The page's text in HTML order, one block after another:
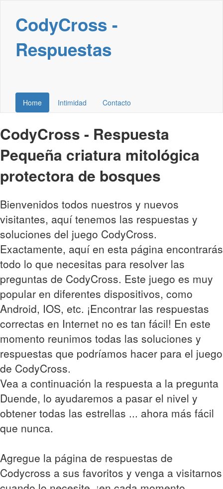
CodyCross -
Respuestas
Home Intimidad Contacto
CodyCross - Respuesta
Pequeña criatura mitológica
protectora de bosques
Bienvenidos todos nuestros y nuevos
visitantes, aquí tenemos las respuestas y
soluciones del juego CodyCross.
Exactamente, aquí en esta página encontrarás
todo lo que necesitas para resolver las
preguntas de CodyCross. Este juego es muy
popular en diferentes dispositivos, como
Android, IOS, etc. ¡Encontrar las respuestas
correctas en Internet no es tan fácil! En este
momento reunimos todas las soluciones y
respuestas que podríamos hacer para el juego
de CodyCross.
Vea a continuación la respuesta a la pregunta
Duende, lo ayudaremos a pasar el nivel y
obtener todas las estrellas ... ahora más fácil
que nunca.
Agregue la página de respuestas de
Codycross a sus favoritos y venga a visitarnos